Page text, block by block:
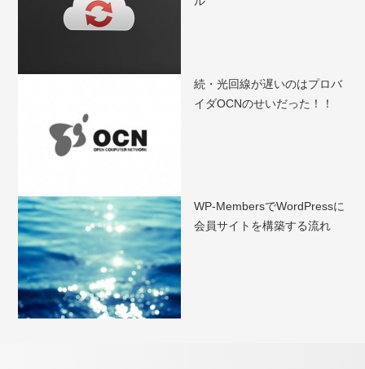
続・光回線が遅いのはプロバ
イダOCNのせいだった！！
WP-MembersでWordPressに
会員サイトを構築する流れ